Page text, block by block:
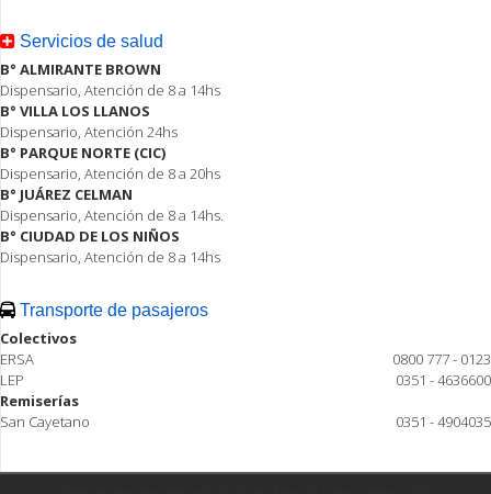
Servicios de salud
B° ALMIRANTE BROWN
Dispensario, Atención de 8 a 14hs
B° VILLA LOS LLANOS
Dispensario, Atención 24hs
B° PARQUE NORTE (CIC)
Dispensario, Atención de 8 a 20hs
B° JUÁREZ CELMAN
Dispensario, Atención de 8 a 14hs.
B° CIUDAD DE LOS NIÑOS
Dispensario, Atención de 8 a 14hs
Transporte de pasajeros
Colectivos
ERSA
0800 777 - 0123
LEP
0351 - 4636600
Remiserías
San Cayetano
0351 - 4904035